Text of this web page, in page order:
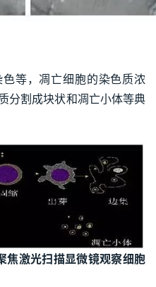
等，凋亡细胞的染色质浓
分割成块状和凋亡小体等典
焦激光扫描显微镜观察细胞